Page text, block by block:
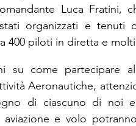
Luca Fratini,
organizzati e tenuti
400 piloti in diretta e
su come partecipare
Aeronautiche,
di ciascuno di noi
aviazione e volo